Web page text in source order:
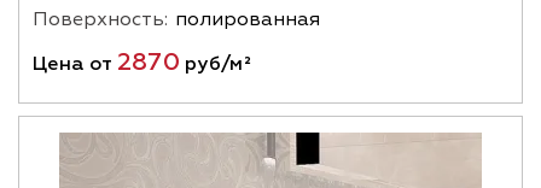
Поверхность: полированная
Цена от 2870 руб/м²